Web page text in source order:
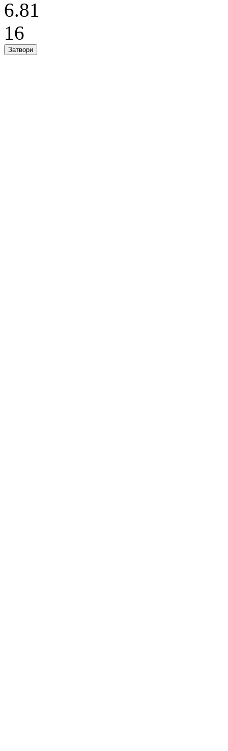
6.81
16
Затвори